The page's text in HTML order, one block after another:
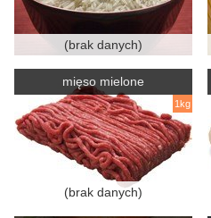
(brak danych)
mięso mielone
1kg
(brak danych)